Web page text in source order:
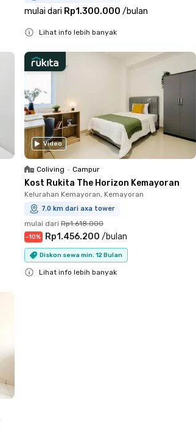
mulai dari Rp1.300.000 /bulan
Lihat info lebih banyak
Video
Coliving • Campur
Kost Rukita The Horizon Kemayoran
Kelurahan Kemayoran, Kemayoran
7.0 km dari axa tower
mulai dari Rp1.618.000
-10% Rp1.456.200 /bulan
Diskon sewa min. 12 Bulan
Lihat info lebih banyak